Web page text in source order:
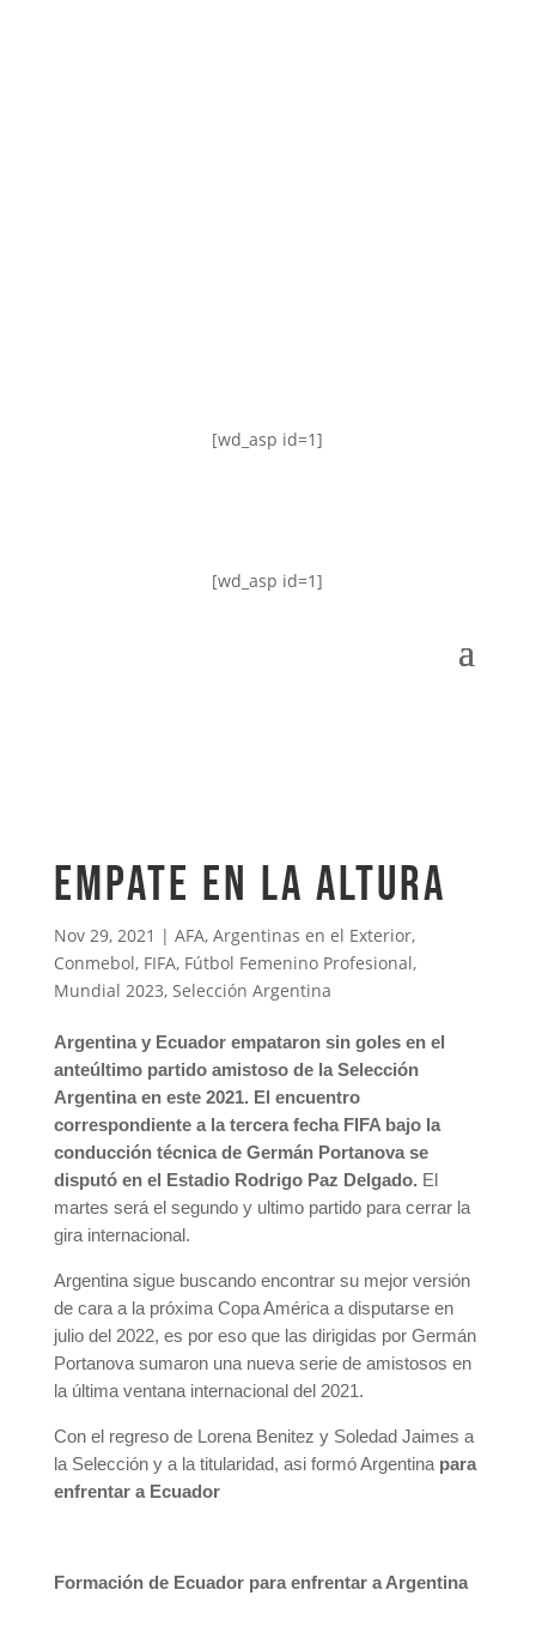
[wd_asp id=1]
[wd_asp id=1]
Empate en la altura
Nov 29, 2021 | AFA, Argentinas en el Exterior,
Conmebol, FIFA, Fútbol Femenino Profesional,
Mundial 2023, Selección Argentina
Argentina y Ecuador empataron sin goles en el
anteúltimo partido amistoso de la Selección
Argentina en este 2021. El encuentro
correspondiente a la tercera fecha FIFA bajo la
conducción técnica de Germán Portanova se
disputó en el Estadio Rodrigo Paz Delgado. El
martes será el segundo y ultimo partido para cerrar la
gira internacional.
Argentina sigue buscando encontrar su mejor versión
de cara a la próxima Copa América a disputarse en
julio del 2022, es por eso que las dirigidas por Germán
Portanova sumaron una nueva serie de amistosos en
la última ventana internacional del 2021.
Con el regreso de Lorena Benitez y Soledad Jaimes a
la Selección y a la titularidad, asi formó Argentina para
enfrentar a Ecuador
Formación de Ecuador para enfrentar a Argentina